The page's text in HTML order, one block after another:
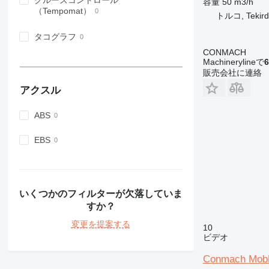
（Tempomat）
タコグラフ
アクスル
ABS
EBS
いくつかのフィルターが欠落していま
すか？
変更を提案する
トルコ,
CONMACH
Machinerylineで6
販売会社に連絡
10
ビデオ
Conmach